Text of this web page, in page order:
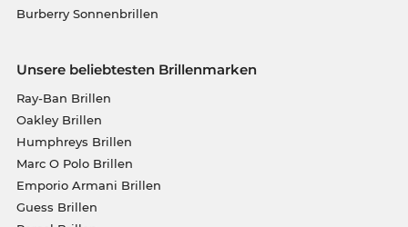
Burberry Sonnenbrillen
Unsere beliebtesten Brillenmarken
Ray-Ban Brillen
Oakley Brillen
Humphreys Brillen
Marc O Polo Brillen
Emporio Armani Brillen
Guess Brillen